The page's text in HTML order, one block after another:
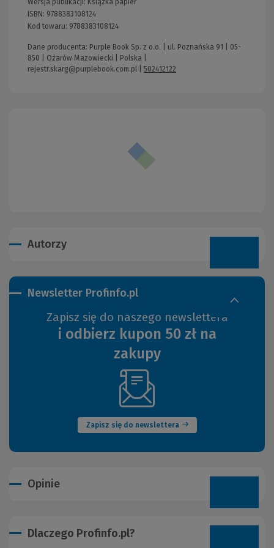
ISBN: 9788383108124
Kod towaru: 9788383108124
Dane producenta: Purple Book Sp. z o.o. | ul. Poznańska 91 | 05-
850 | Ożarów Mazowiecki | Polska |
rejestr.skarg@purplebook.com.pl
502412122
Autorzy
Newsletter Profinfo.pl
Zapisz się do naszego newslettera
i odbierz kupon 50 zł na
zakupy
Zapisz się do newslettera
(Nowe
okno)
Opinie
Dlaczego Profinfo.pl?